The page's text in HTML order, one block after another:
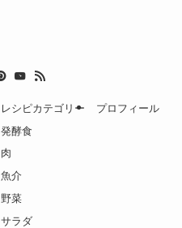
レシピカテゴリー
発酵食
肉
魚介
野菜
サラダ
プロフィール